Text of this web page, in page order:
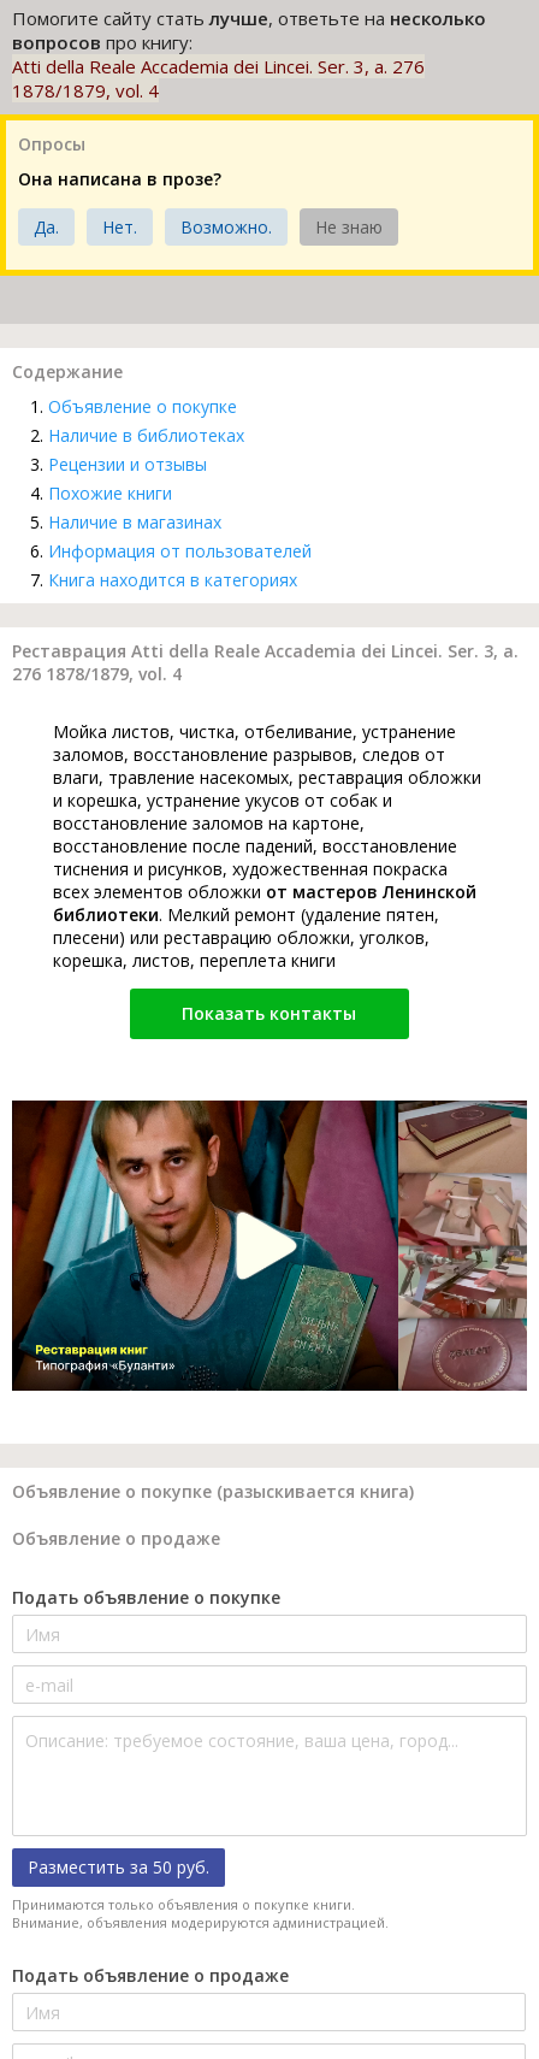
Помогите сайту статьлучше, ответьте на несколько
вопросов про книгу:
Atti della Reale Accademia dei Lincei. Ser. 3, a. 276
1878/1879, vol. 4
Опросы
Она написана в прозе?
Да. Нет. Возможно. Не знаю
Содержание
Объявление о покупке
Наличие в библиотеках
Рецензии и отзывы
Похожие книги
Наличие в магазинах
Информация от пользователей
Книга находится в категориях
Реставрация Atti della Reale Accademia dei Lincei. Ser. 3, a.
276 1878/1879, vol. 4
Мойка листов, чистка, отбеливание, устранение
заломов, восстановление разрывов, следов от
влаги, травление насекомых, реставрация обложки
и корешка, устранение укусов от собак и
восстановление заломов на картоне,
восстановление после падений, восстановление
тиснения и рисунков, художественная покраска
всех элементов обложки от мастеров Ленинской
библиотеки. Мелкий ремонт (удаление пятен,
плесени) или реставрацию обложки, уголков,
корешка, листов, переплета книги
Показать контакты
Объявление о покупке (разыскивается книга)
Объявление о продаже
Подать объявление о покупке
Разместить за 50 руб.
Принимаются только объявления о покупке книги.
Внимание, объявления модерируются администрацией.
Подать объявление о продаже